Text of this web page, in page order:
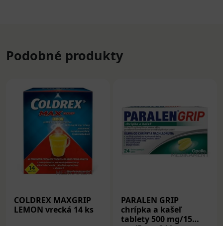
Podobné produkty
COLDREX MAXGRIP
LEMON vrecká 14 ks
PARALEN GRIP
chrípka a kašeľ
tablety 500 mg/15